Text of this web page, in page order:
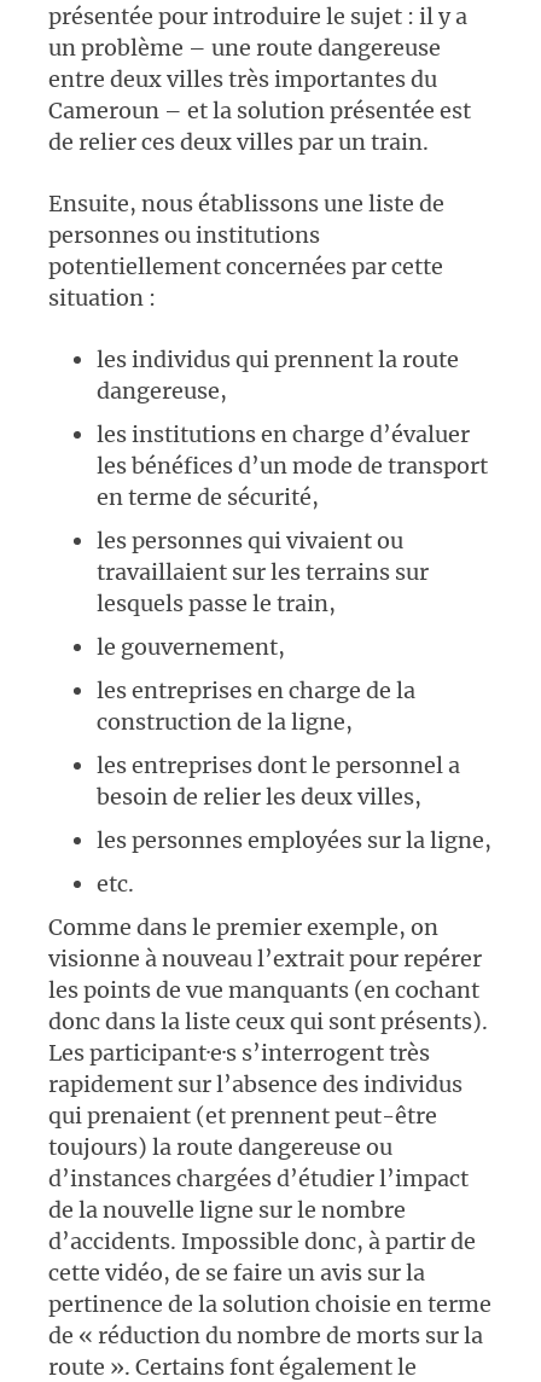
présentée pour introduire le sujet : il y a
un problème – une route dangereuse
entre deux villes très importantes du
Cameroun – et la solution présentée est
de relier ces deux villes par un train.
Ensuite, nous établissons une liste de
personnes ou institutions
potentiellement concernées par cette
situation :
les individus qui prennent la route
dangereuse,
les institutions en charge d’évaluer
les bénéfices d’un mode de transport
en terme de sécurité,
les personnes qui vivaient ou
travaillaient sur les terrains sur
lesquels passe le train,
le gouvernement,
les entreprises en charge de la
construction de la ligne,
les entreprises dont le personnel a
besoin de relier les deux villes,
les personnes employées sur la ligne,
etc.
Comme dans le premier exemple, on
visionne à nouveau l’extrait pour repérer
les points de vue manquants (en cochant
donc dans la liste ceux qui sont présents).
Les participant·e·s s’interrogent très
rapidement sur l’absence des individus
qui prenaient (et prennent peut-être
toujours) la route dangereuse ou
d’instances chargées d’étudier l’impact
de la nouvelle ligne sur le nombre
d’accidents. Impossible donc, à partir de
cette vidéo, de se faire un avis sur la
pertinence de la solution choisie en terme
de « réduction du nombre de morts sur la
route ». Certains font également le